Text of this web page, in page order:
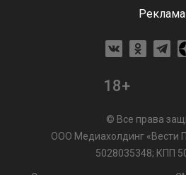
Реклама
18+
© Все права
ООО Медиахолдинг «Вести
5028035348; КПП